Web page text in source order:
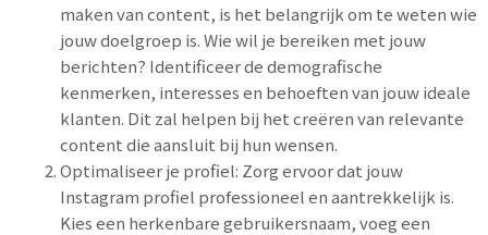
maken van content, is het belangrijk om te weten wie
jouw doelgroep is. Wie wil je bereiken met jouw
berichten? Identificeer de demografische
kenmerken, interesses en behoeften van jouw ideale
klanten. Dit zal helpen bij het creëren van relevante
content die aansluit bij hun wensen.
Optimaliseer je profiel: Zorg ervoor dat jouw
Instagram profiel professioneel en aantrekkelijk is.
Kies een herkenbare gebruikersnaam, voeg een